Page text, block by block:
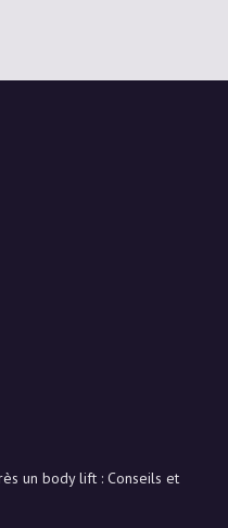
un body lift : Conseils et